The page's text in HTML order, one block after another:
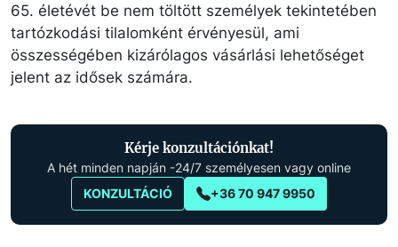
65. életévét be nem töltött személyek tekintetében
tartózkodási tilalomként érvényesül, ami
összességében kizárólagos vásárlási lehetőséget
jelent az idősek számára.
Kérje konzultációnkat!
A hét minden napján -24/7 személyesen vagy online
+36 70 947 9950
KONZULTÁCIÓ